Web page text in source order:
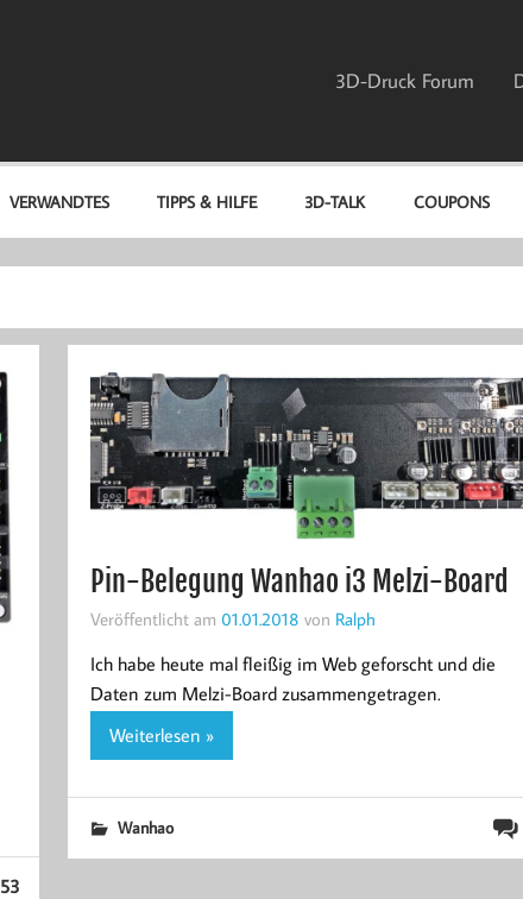
3D-Druck Forum
VERWANDTES TIPPS & HILFE 3D-TALK COUPONS
53
Pin-Belegung Wanhao i3 Melzi-Board
Veröffentlicht am 01.01.2018 von Ralph
Ich habe heute mal fleißig im Web geforscht und die
Daten zum Melzi-Board zusammengetragen.
Weiterlesen »
Wanhao